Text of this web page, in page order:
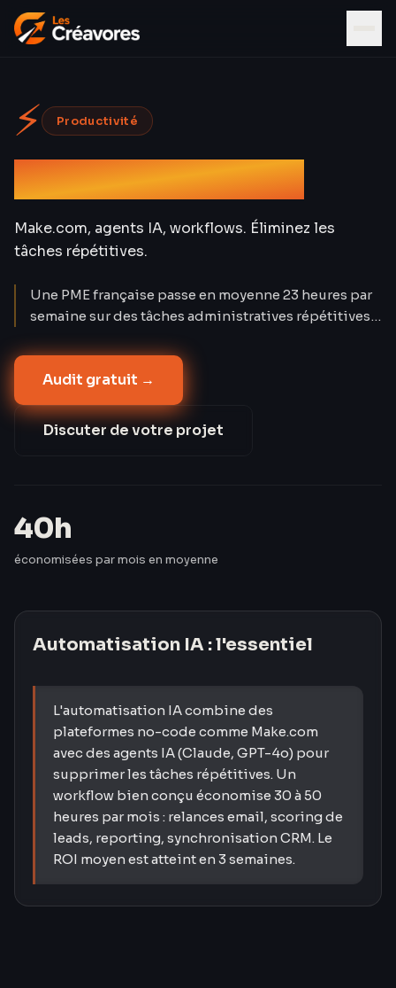
⚡ Productivité
Automatisation IA
Make.com, agents IA, workflows. Éliminez les
tâches répétitives.
Une PME française passe en moyenne 23 heures par
semaine sur des tâches administratives répétitives
temps de 67 %. Nos 18 clients B2B économisent 40
h/mois en moyenne — l'équivalent d'un quart-temps
salarié, pour un investissement amorti en 3
semaines.
Audit gratuit →
Discuter de votre projet
40h
économisées par mois en moyenne
Automatisation IA : l'essentiel
L'automatisation IA combine des
plateformes no-code comme Make.com
avec des agents IA (Claude, GPT-4o) pour
supprimer les tâches répétitives. Un
workflow bien conçu économise 30 à 50
heures par mois : relances email, scoring de
leads, reporting, synchronisation CRM. Le
ROI moyen est atteint en 3 semaines.